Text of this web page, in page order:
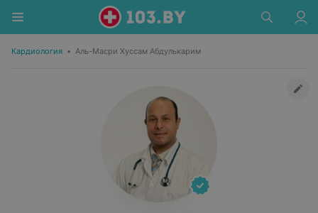
Кардиология • Аль-Масри Хуссам Абдулькарим